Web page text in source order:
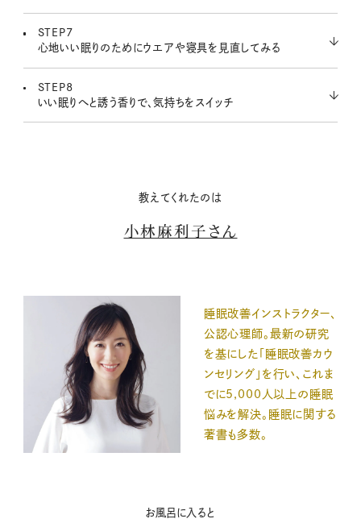
STEP7
心地いい眠りのためにウエアや寝具を見直してみる
STEP8
いい眠りへと誘う香りで、気持ちをスイッチ
教えてくれたのは
小林麻利子さん
睡眠改善インストラクター、
公認心理師。最新の研究
を基にした「睡眠改善カウ
ンセリング」を行い、これま
でに5,000人以上の睡眠
悩みを解決。睡眠に関する
著書も多数。
お風呂に入ると